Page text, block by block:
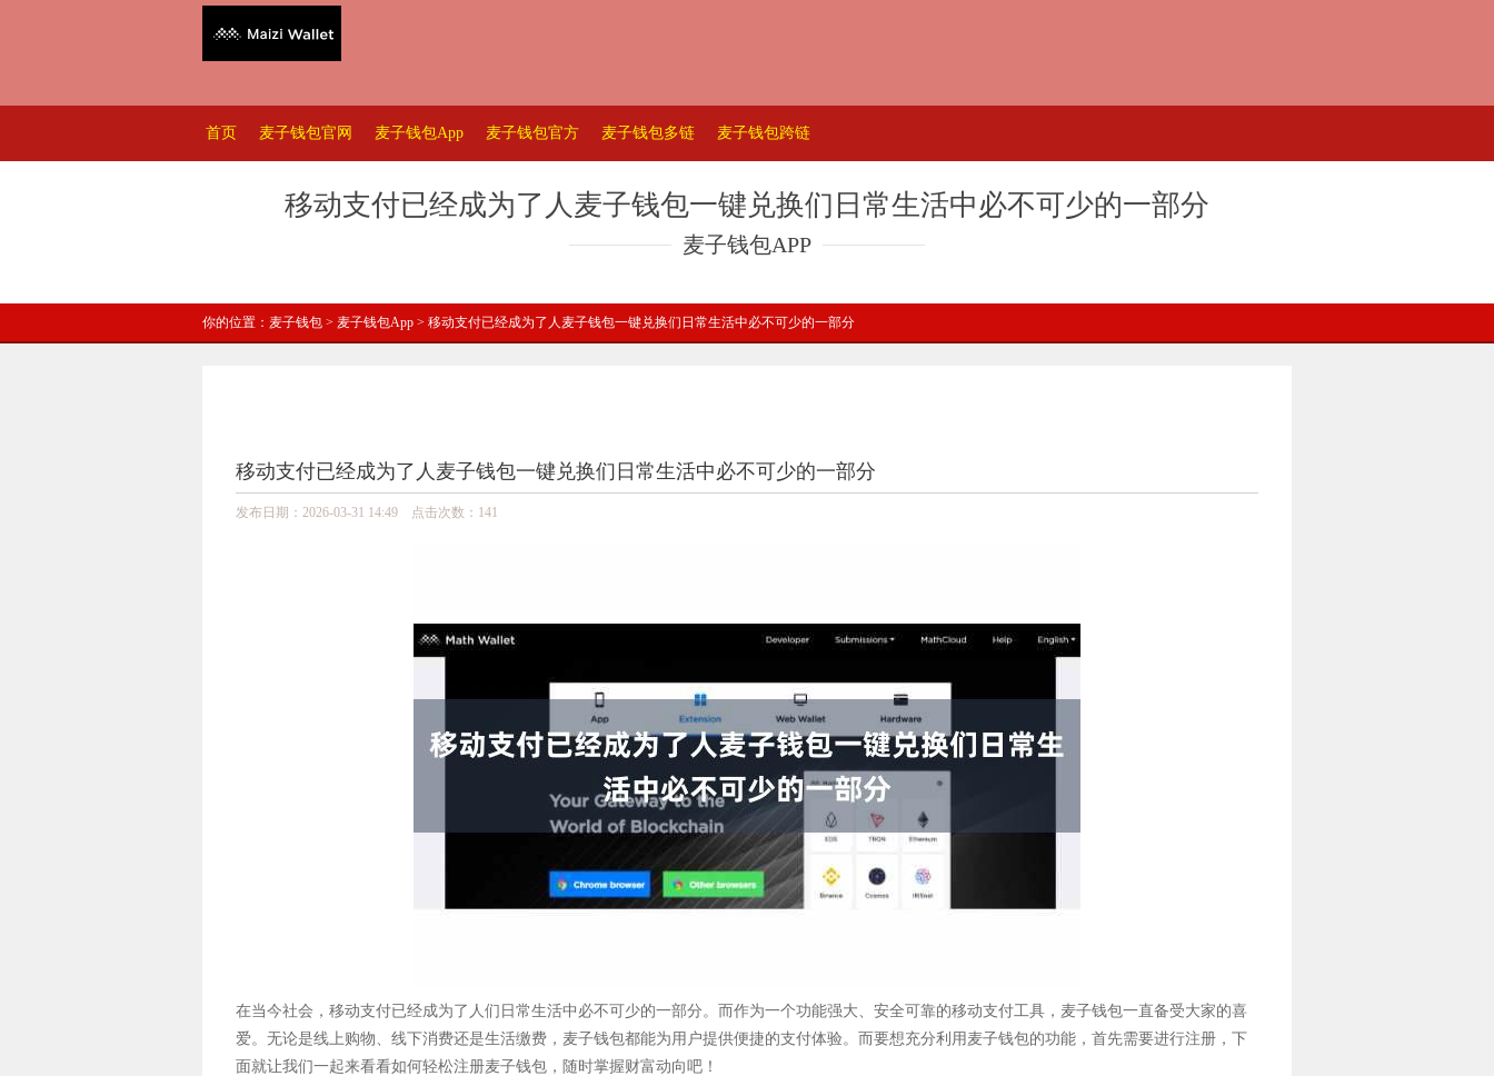
首页 麦子钱包官网 麦子钱包App 麦子钱包官方 麦子钱包多链 麦子钱包跨链
移动支付已经成为了人麦子钱包一键兑换们日常生活中必不可少的一部分
麦子钱包APP
你的位置： 麦子钱包 > 麦子钱包App > 移动支付已经成为了人麦子钱包一键兑换们日常生活中必不可少的一部分
移动支付已经成为了人麦子钱包一键兑换们日常生活中必不可少的一部分
发布日期：2026-03-31 14:49 点击次数：141
在当今社会，移动支付已经成为了人们日常生活中必不可少的一部分。而作为一个功能强大、安全可靠的移动支付工具，麦子钱包一直备受大家的喜
爱。无论是线上购物、线下消费还是生活缴费，麦子钱包都能为用户提供便捷的支付体验。而要想充分利用麦子钱包的功能，首先需要进行注册，下
面就让我们一起来看看如何轻松注册麦子钱包，随时掌握财富动向吧！